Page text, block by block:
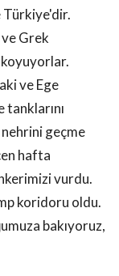
Türkiye'dir.
Grek
ve Ege
tanklarını
geçme
hafta
vurdu.
koridoru oldu.
bakıyoruz,